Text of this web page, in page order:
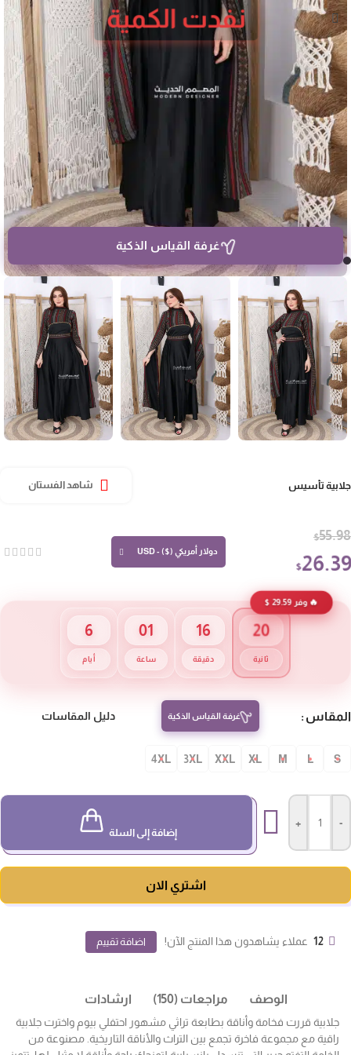
نفدت الكمية
غرفة القياس الذكية
تأسيس شاهد الفستان
$
$
دولار أمريكي ($) - USD
🔥 وفر 29.59 $
أيام
01
ساعة
16
دقيقة
19
ثانية
غرفة القياس الذكية دليل المقاسات
XL
XXL
3XL
4XL
إضافة إلى السلة
اشتري الان
12 عملاء يشاهدون هذا المنتج الآن! اضافة تقييم
الوصف مراجعات (150) ارشادات
جلابية قررت فخامة وأناقة بطابعة تراثي مشهور احتفلي بيوم واخترت جلابية
راقية مع مجموعة فاخرة تجمع بين التراث والأناقة التاريخية. مصنوعة من